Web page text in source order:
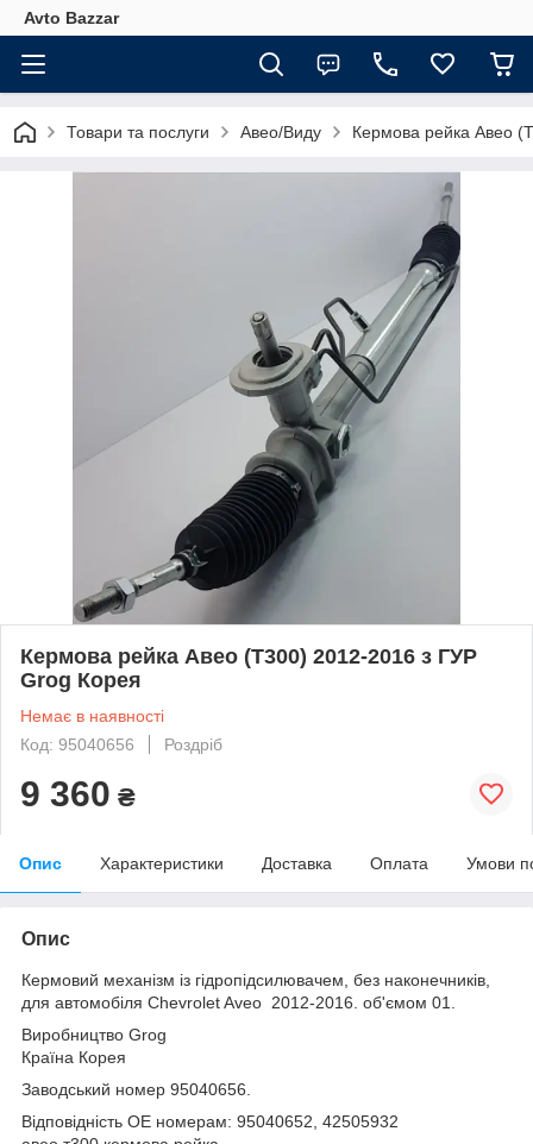
Avto Bazzar
Товари та послуги Авео/Виду Кермова рейка Авео
Кермова рейка Авео (T300) 2012-2016 з ГУР
Grog Корея
Немає в наявності
Код: 95040656
Роздріб
9 360 ₴
Опис Характеристики Доставка Оплата Умови
Опис
Кермовий механізм із гідропідсилювачем, без наконечників,
для автомобіля Chevrolet Aveo 2012-2016. об'ємом 01.
Виробництво Grog
Країна Корея
Заводський номер 95040656.
Відповідність OE номерам: 95040652, 42505932